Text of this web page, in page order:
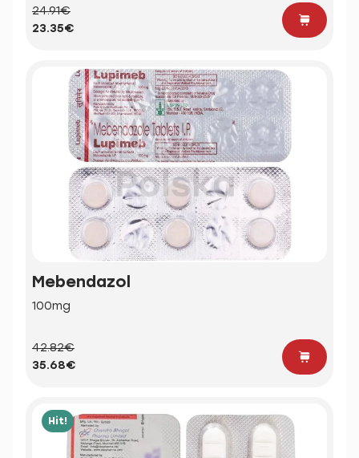
24.91€
23.35€
Mebendazol
100mg
42.82€
35.68€
Hit!